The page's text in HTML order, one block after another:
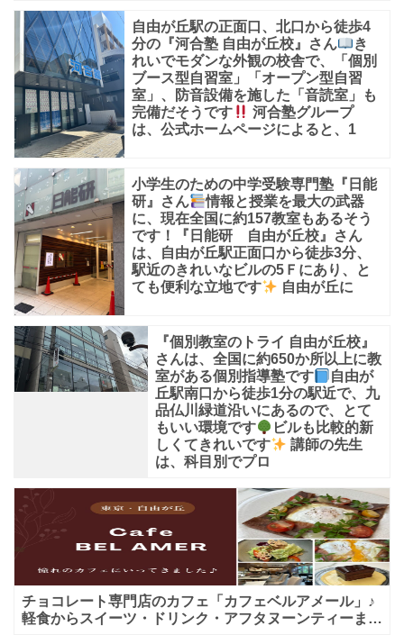
に
自
由
主
義
教
育
を
目
標
に
掲
げ
て
創
令
5
年
度
自由が丘駅の正面口、北口から徒歩4
分の『河合塾 自由が丘校』さん
き
れいでモダンな外観の校舎で、「個別
ブース型自習室」「オープン型自習
室」、防音設備を施した「音読室」も
完備だそうです
河合塾グループ
は、公式ホームページによると、1
小学生のための中学受験専門塾『日能
研』さん
情報と授業を最大の武器
に、現在全国に約157教室もあるそう
です！『日能研 自由が丘校』さん
は、自由が丘駅正面口から徒歩3分、
駅近のきれいなビルの5Ｆにあり、と
ても便利な立地です
自由が丘に
『個別教室のトライ 自由が丘校』
さんは、全国に約650か所以上に教
室がある個別指導塾です
自由が
丘駅南口から徒歩1分の駅近で、九
品仏川緑道沿いにあるので、とて
もいい環境です
ビルも比較的新
しくてきれいです
講師の先生
は、科目別でプロ
チョコレート専門店のカフェ「カフェベルアメール」♪
軽食からスイーツ・ドリンク・アフタヌーンティーまで